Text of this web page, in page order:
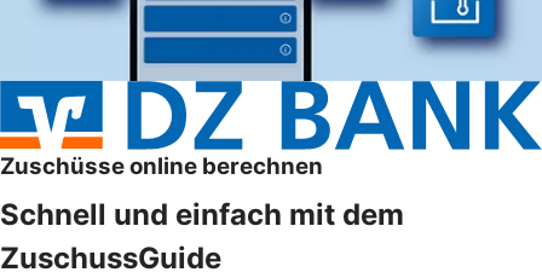
Zuschüsse online berechnen
Schnell und einfach mit dem
ZuschussGuide